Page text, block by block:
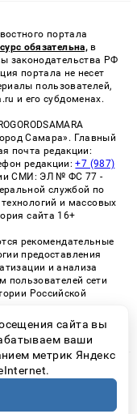
портала
обязательна, в
законодательства РФ
портала не несет
пользователей,
и его субдоменах.
Самара». Главный
почта редакции:
редакции:+7 (987)
СМИ: ЭЛ № ФС 77 -
службой по
и массовых
сайта 16+
рекомендательные
предоставления
и анализа
пользователей сети
Российской
сети
«СМИ2» (PDF)
защищены
16+
сайта вы
ваши
метрик Яндекс